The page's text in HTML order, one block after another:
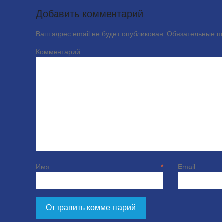
Добавить комментарий
Ваш адрес email не будет опубликован. Обязательные
Имя *